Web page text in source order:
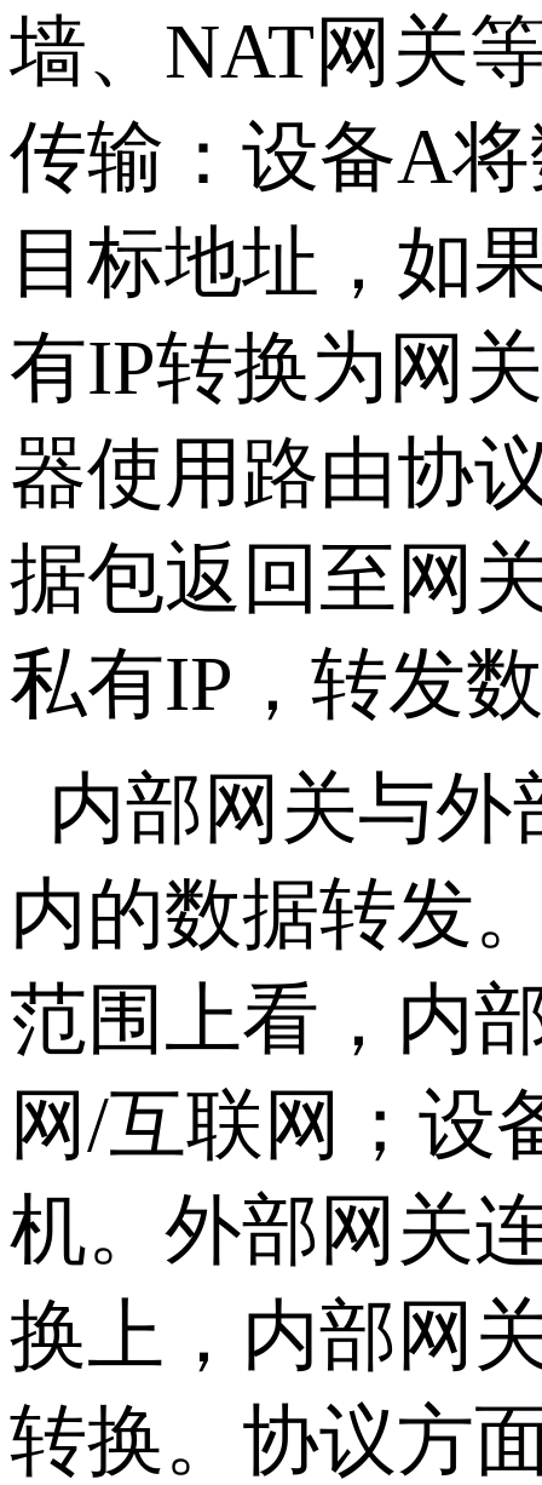
墙、NAT网关
传输：设备A
目标地址，如
有IP转换为网
器使用路由协
据包返回至网
私有IP，转发
内部网关与
内的数据转发
范围上看，内
网/互联网；设
机。外部网关
换上，内部网
转换。协议方